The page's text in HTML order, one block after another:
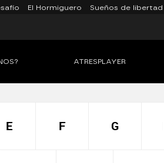
El Hormiguero Sueños de libertad
ATRESPLAYER
E F G